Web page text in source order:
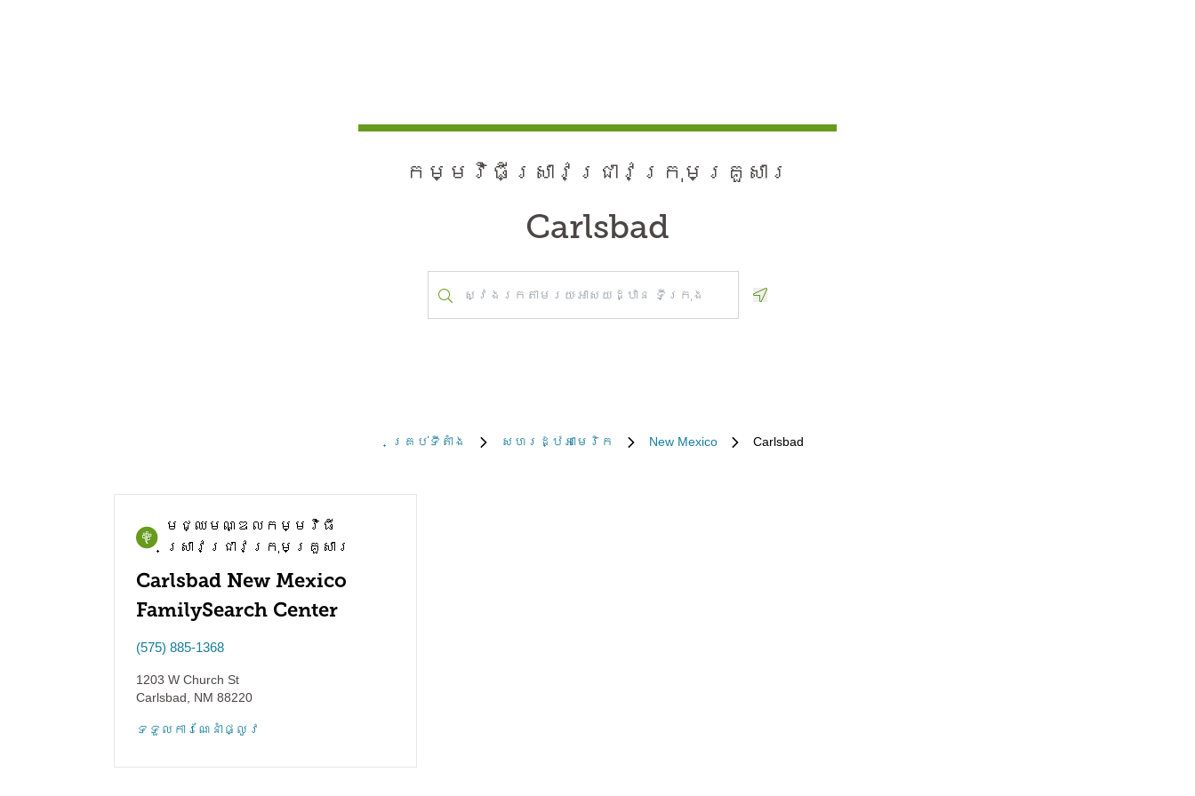
កម្មវិធី​ស្រាវជ្រាវ​ក្រុមគ្រួសារ
Carlsbad
គ្រប់​ទីតាំង សហរដ្ឋអាមេរិក New Mexico Carlsbad
មជ្ឈមណ្ឌល​កម្មវិធី​
ស្រាវជ្រាវ​ក្រុមគ្រួសារ
Carlsbad New Mexico
FamilySearch Center
(575) 885-1368
1203 W Church St
Carlsbad
NM 88220
ទទួល​ការណែនាំ​ផ្លូវ